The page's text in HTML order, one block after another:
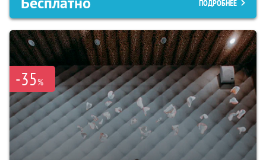
ПОДРОБНЕЕ
-35%